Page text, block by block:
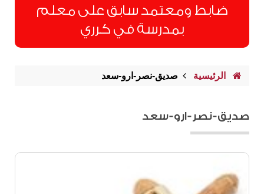
ضابط ومعتمد سابق على معلم
بمدرسة في كرري
الرئيسية صديق-نصر-ارو-سعد
صديق-نصر-ارو-سعد